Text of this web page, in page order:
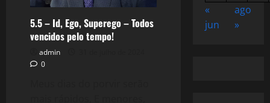
5.5 – Id, Ego, Superego – Todos
vencidos pelo tempo!
admin
0
«
jun
ago
»